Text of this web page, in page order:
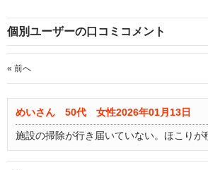
個別ユーザーの口コミコメント
« 前へ
めいさん 50代 女性2026年01月13日
施設の掃除が行き届いていない。ほこりが